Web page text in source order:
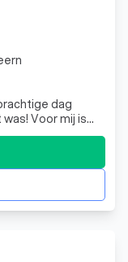
dag
Voor mij is
foto's hebben
(die
momenten